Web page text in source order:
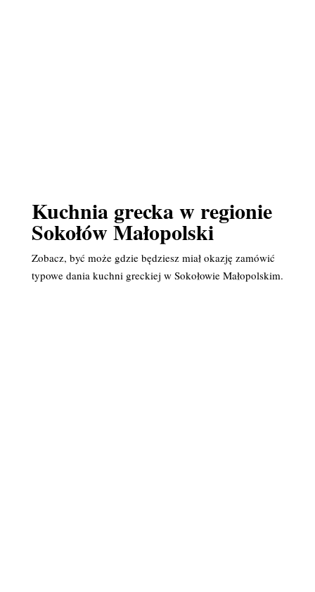
Kuchnia grecka w regionie
Sokołów Małopolski
Zobacz, być może gdzie będziesz miał okazję zamówić
typowe dania kuchni greckiej w Sokołowie Małopolskim.